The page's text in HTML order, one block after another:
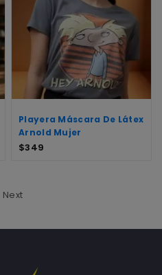
Playera Máscara De Látex
Arnold Mujer
$349
Next